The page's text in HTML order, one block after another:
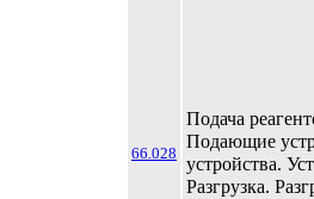
66.028
Подача
Подающие
устройства.
Разгрузка.